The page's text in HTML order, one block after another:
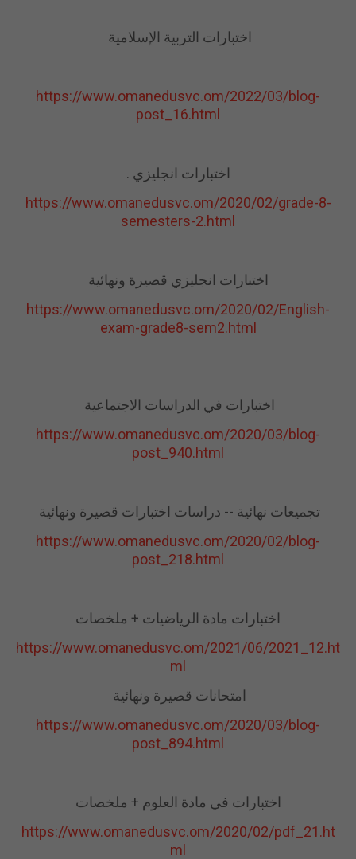
اختبارات التربية الإسلامية
https://www.omanedusvc.om/2022/03/blog-
post_16.html
اختبارات انجليزي .
https://www.omanedusvc.om/2020/02/grade-8-
semesters-2.html
اختبارات انجليزي قصيرة ونهائية
https://www.omanedusvc.om/2020/02/English-
exam-grade8-sem2.html
اختبارات في الدراسات الاجتماعية
https://www.omanedusvc.om/2020/03/blog-
post_940.html
تجميعات نهائية -- دراسات اختبارات قصيرة ونهائية
https://www.omanedusvc.om/2020/02/blog-
post_218.html
اختبارات مادة الرياضيات + ملخصات
https://www.omanedusvc.om/2021/06/2021_12.ht
ml
امتحانات قصيرة ونهائية
https://www.omanedusvc.om/2020/03/blog-
post_894.html
اختبارات في مادة العلوم + ملخصات
https://www.omanedusvc.om/2020/02/pdf_21.ht
ml